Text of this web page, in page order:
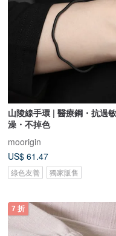
山陵線手環 | 醫療鋼・抗過
澡・不掉色
moorigin
US$ 61.47
綠色友善 獨家販售
7 折